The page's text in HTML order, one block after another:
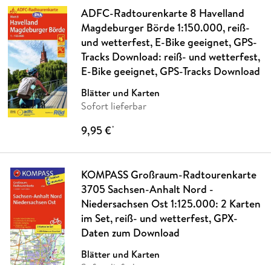
ADFC-Radtourenkarte 8 Havelland
Magdeburger Börde 1:150.000, reiß-
und wetterfest, E-Bike geeignet, GPS-
Tracks Download: reiß- und wetterfest,
E-Bike geeignet, GPS-Tracks Download
Blätter und Karten
Sofort lieferbar
9,95 €*
KOMPASS Großraum-Radtourenkarte
3705 Sachsen-Anhalt Nord -
Niedersachsen Ost 1:125.000: 2 Karten
im Set, reiß- und wetterfest, GPX-
Daten zum Download
Blätter und Karten